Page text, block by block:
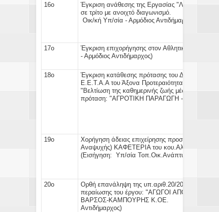
16ο Έγκριση ανάθεσης της Εργασίας "Λειτουργία
σε τρίτο με
Οικ/κή Υπ/σία - Αρμόδιος Αντιδήμαρχος)
17ο Έγκριση επιχορήγησης στον Αθλητικό
- Αρμόδιος Αντιδήμαρχος)
18ο Έγκριση κατάθεσης πρότασης του Δήμου
Ε.Ε.Τ.Α.Α του Άξονα Προτεραιότητας 2 του
"Βελτίωση της καθημερινής ζωής μέσω ΤΠΕ -
πρόταση: "ΑΓΡΟΤΙΚΗ ΠΑΡΑΓΩΓΗ -
19ο Χορήγηση άδειας επιχείρησης προσφοράς
Αναψυχής) ΚΑΦΕΤΕΡΙΑ του
(Εισήγηση: Υπ/σία Τοπ.Οικ.Ανάπτυξης-
20ο Ορθή επανάληψη της υπ.αριθ.20/2013
περαίωσης του έργου: "ΑΓΩΓΟΙ ΑΠΟΡΡΟΗΣ
ΒΑΡΣΟΣ-
Αντιδήμαρχος)